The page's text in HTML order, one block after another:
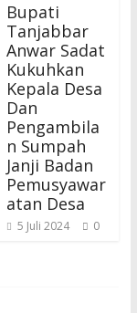
Bupati
Tanjabbar
Anwar Sadat
Kukuhkan
Kepala Desa
Dan
Pengambila
n Sumpah
Janji Badan
Pemusyawar
atan Desa
5 Juli 2024 0